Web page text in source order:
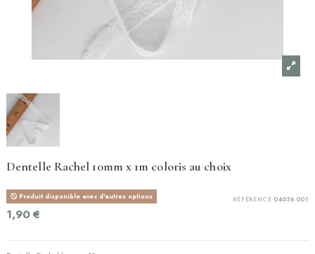
Dentelle Rachel 10mm x 1m coloris au choix
RÉFÉRENCE 04036.001
Produit disponible avec d'autres options
1,90 €